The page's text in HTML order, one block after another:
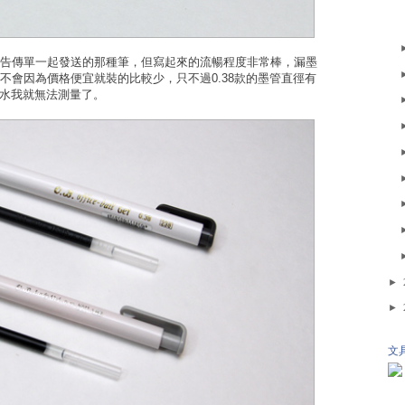
傳單一起發送的那種筆，但寫起來的流暢程度非常棒，漏墨
會因為價格便宜就裝的比較少，只不過0.38款的墨管直徑有
我就無法測量了。
►
►
文